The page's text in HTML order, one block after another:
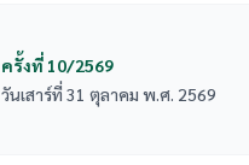
ครั้งที่ 10/2569
วันเสาร์ที่ 31 ตุลาคม พ.ศ. 2569